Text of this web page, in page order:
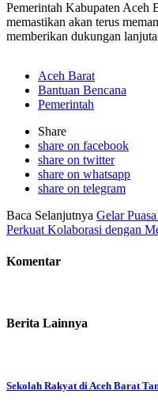
Pemerintah Kabupaten Aceh
memastikan akan terus
memberikan dukungan
Aceh Barat
Bantuan Bencana
Pemerintah
Share
share on facebook
share on twitter
share on whatsapp
share on telegram
Baca Selanjutnya Gelar
Perkuat Kolaborasi dengan
Komentar
Berita Lainnya
Sekolah Rakyat di Aceh Barat